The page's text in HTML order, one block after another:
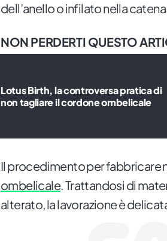
dell’anello o infilato nella
NON PERDERTI QUESTO
Lotus Birth, la controversa pratica di
non tagliare il cordone ombelicale
Il procedimento per fabbricare
ombelicale. Trattandosi di
alterato, la lavorazione è